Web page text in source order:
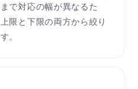
で対応の幅が異なるた
限と下限の両方から絞り
。